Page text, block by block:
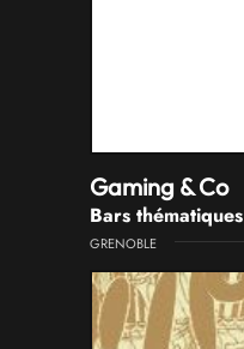
Gaming & Co
Bars thématiques
GRENOBLE